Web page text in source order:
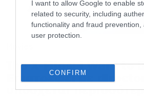
I want to allow Google to enable
related to security, including
functionality and fraud prevention,
user protection.
CONFIRM
The X-Files: I Want to
Επιστρέφει με
υπόσχεται